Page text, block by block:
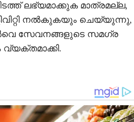
ലഭ്യമാക്കുക മാത്രമല്ല,
നൽകുകയും ചെയ്യുന്നു,
സേവനങ്ങളുടെ സമഗ്ര